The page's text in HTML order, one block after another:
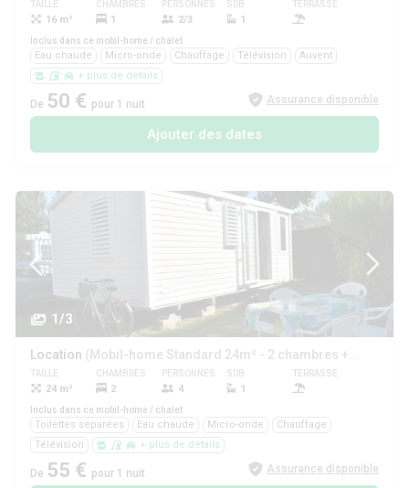
TAILLE
16 m²
CHAMBRES
1
PERSONNES
2/3
SDB
1
TERRASSE
Inclus dans ce mobil-home / chalet
Eau chaude Micro-onde Chauffage Télévision
Auvent
+ plus de détails
De 50 € pour 1 nuit Assurance disponible
Ajouter des dates
1/3
Location (Mobil-home Standard 24m² - 2 chambres + TV)
TAILLE
24 m²
CHAMBRES
2
PERSONNES
4
SDB
1
TERRASSE
Inclus dans ce mobil-home / chalet
Toilettes séparées Eau chaude Micro-onde
Chauffage
Télévision
+ plus de détails
De 55 € pour 1 nuit Assurance disponible